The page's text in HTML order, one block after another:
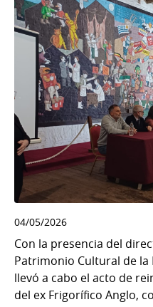
04/05/2026
Con la presencia del
Patrimonio Cultural de la
llevó a cabo el acto de
del ex Frigorífico Anglo,